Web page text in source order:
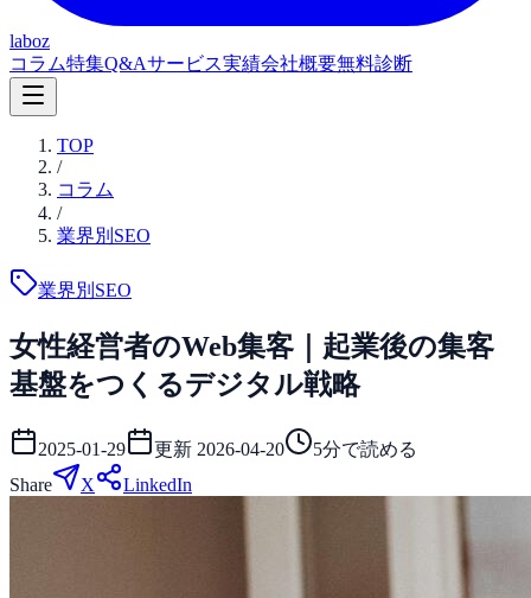
laboz
コラム特集Q&Aサービス実績会社概要無料診断
TOP
/
コラム
/
業界別SEO
業界別SEO
女性経営者のWeb集客｜起業後の集客
基盤をつくるデジタル戦略
2025-01-29 更新 2026-04-20 5分で読める
Share
X LinkedIn